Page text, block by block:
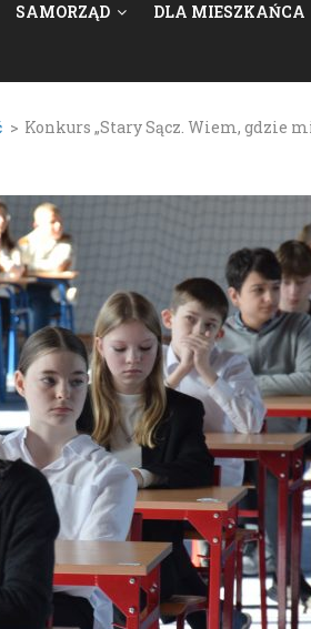
SAMORZĄD DLA MIESZKAŃCA
> Konkurs „Stary Sącz. Wiem, gdzie